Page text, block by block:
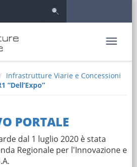
Toggle
Infrastrutture Viarie e Concessioni
“Dell’Expo”
PORTALE
dal 1 luglio 2020 è stata
Regionale per l'Innovazione e